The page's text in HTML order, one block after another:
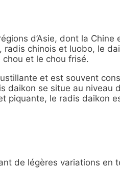
d’Asie, dont la Chine
radis chinois et luobo, le
chou et le chou frisé.
et est souvent
daikon se situe au niveau
piquante, le radis daikon
de légères variations en